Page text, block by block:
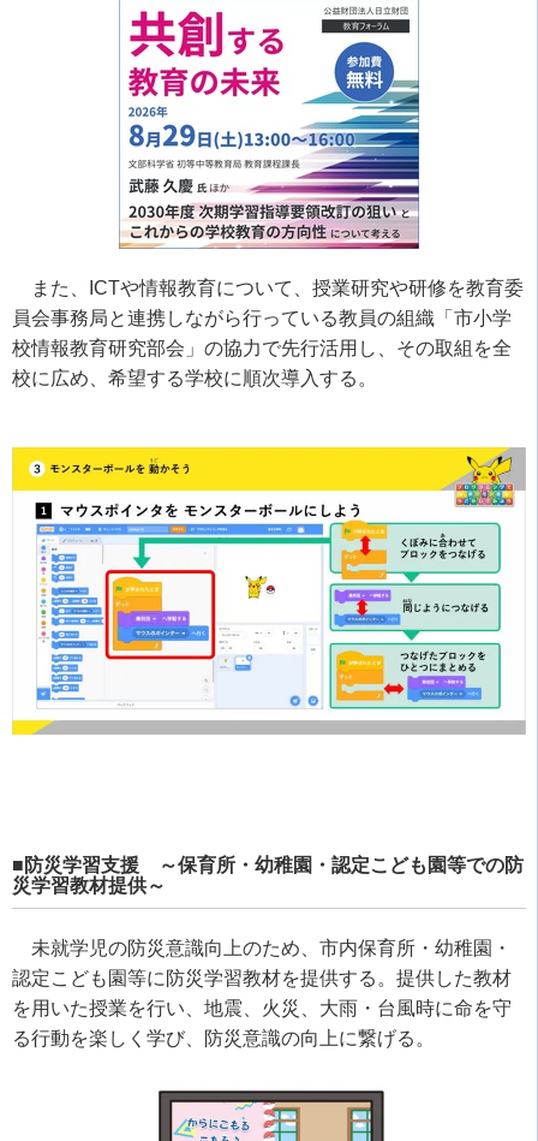
また、ICTや情報教育について、授業研究や研修を教育委
員会事務局と連携しながら行っている教員の組織「市小学
校情報教育研究部会」の協力で先行活用し、その取組を全
校に広め、希望する学校に順次導入する。
■防災学習支援 ～保育所・幼稚園・認定こども園等での防
災学習教材提供～
未就学児の防災意識向上のため、市内保育所・幼稚園・
認定こども園等に防災学習教材を提供する。提供した教材
を用いた授業を行い、地震、火災、大雨・台風時に命を守
る行動を楽しく学び、防災意識の向上に繋げる。